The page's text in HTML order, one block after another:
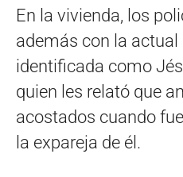
En la vivienda, los
además con la actual
identificada como
quien les relató que
acostados cuando
la expareja de él.